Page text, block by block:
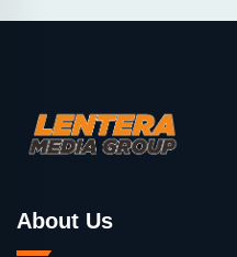
About Us